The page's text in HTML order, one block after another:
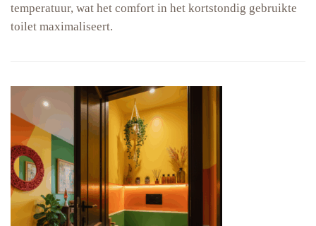
temperatuur, wat het comfort in het kortstondig gebruikte
toilet maximaliseert.